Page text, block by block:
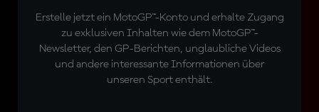
Erstelle jetzt ein MotoGP™-Konto und erhalte Zugang
zu exklusiven Inhalten wie dem MotoGP™-
Newsletter, den GP-Berichten, unglaubliche Videos
und andere interessante Informationen über
unseren Sport enthält.